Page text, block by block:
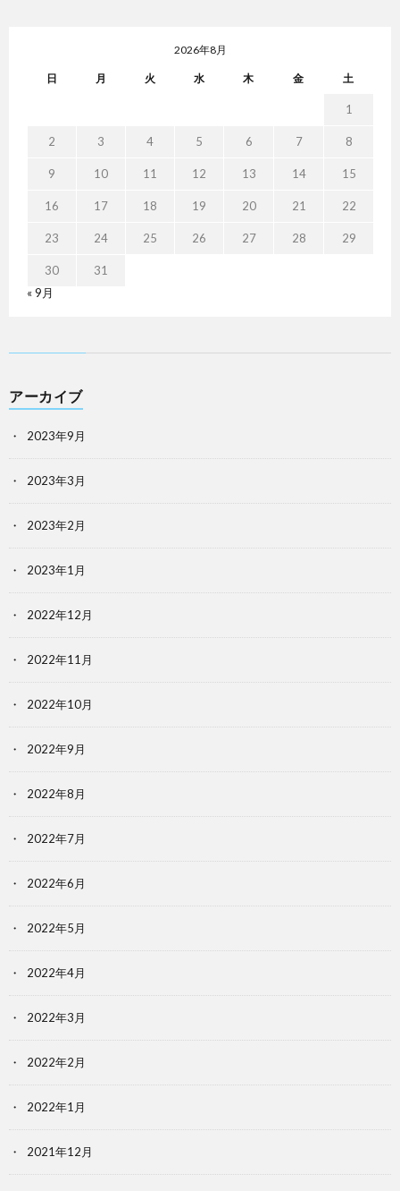
2026年8月
日 月 火 水 木 金 土
1
2 3 4 5 6 7 8
9 10 11 12 13 14 15
16 17 18 19 20 21 22
23 24 25 26 27 28 29
30
31
« 9月
アーカイブ
2023年9月
2023年3月
2023年2月
2023年1月
2022年12月
2022年11月
2022年10月
2022年9月
2022年8月
2022年7月
2022年6月
2022年5月
2022年4月
2022年3月
2022年2月
2022年1月
2021年12月